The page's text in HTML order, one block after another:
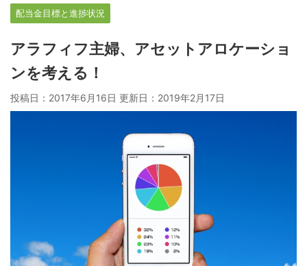
配当金目標と進捗状況
アラフィフ主婦、アセットアロケーショ
ンを考える！
投稿日：2017年6月16日 更新日： 2019年2月17日